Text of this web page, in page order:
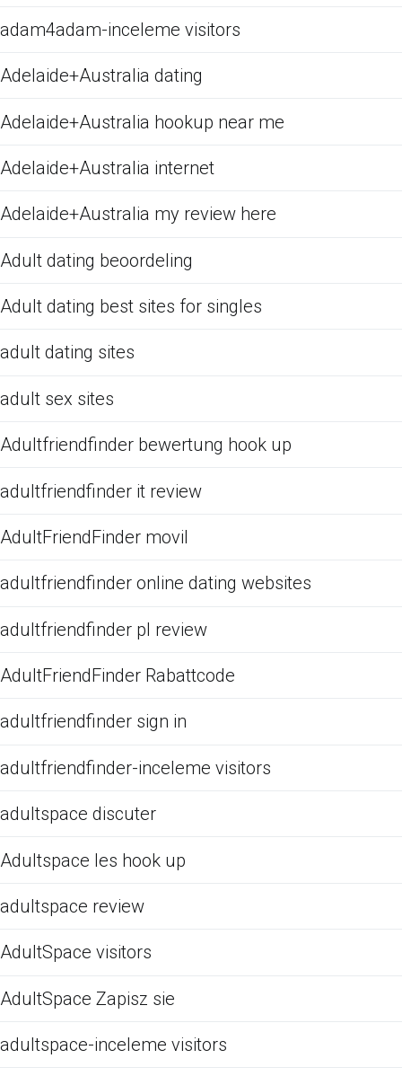
adam4adam-inceleme visitors
Adelaide+Australia dating
Adelaide+Australia hookup near me
Adelaide+Australia internet
Adelaide+Australia my review here
Adult dating beoordeling
Adult dating best sites for singles
adult dating sites
adult sex sites
Adultfriendfinder bewertung hook up
adultfriendfinder it review
AdultFriendFinder movil
adultfriendfinder online dating websites
adultfriendfinder pl review
AdultFriendFinder Rabattcode
adultfriendfinder sign in
adultfriendfinder-inceleme visitors
adultspace discuter
Adultspace les hook up
adultspace review
AdultSpace visitors
AdultSpace Zapisz sie
adultspace-inceleme visitors